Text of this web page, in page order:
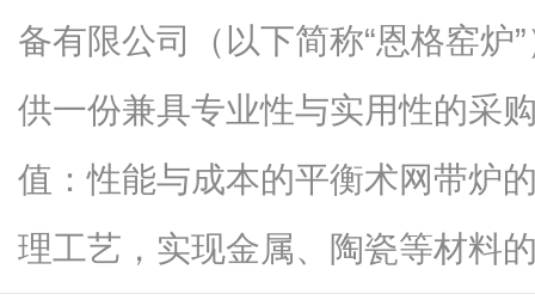
备有限公司（以下简称“恩格窑炉
供一份兼具专业性与实用性的采
值：性能与成本的平衡术网带炉
理工艺，实现金属、陶瓷等材料